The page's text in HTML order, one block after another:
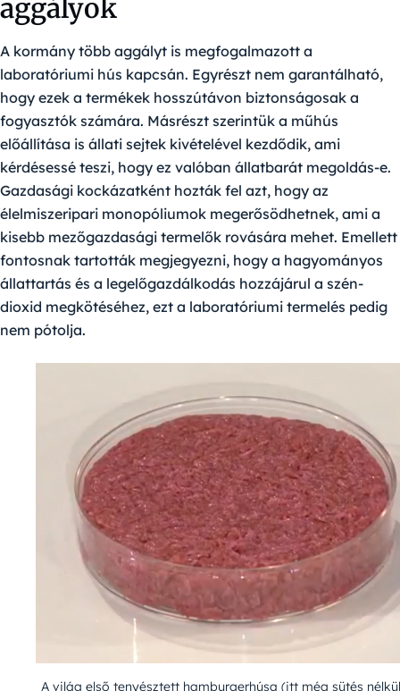
aggályok
A kormány több aggályt is megfogalmazott a
laboratóriumi hús kapcsán. Egyrészt nem garantálható,
hogy ezek a termékek hosszútávon biztonságosak a
fogyasztók számára. Másrészt szerintük a műhús
előállítása is állati sejtek kivételével kezdődik, ami
kérdésessé teszi, hogy ez valóban állatbarát megoldás-e.
Gazdasági kockázatként hozták fel azt, hogy az
élelmiszeripari monopóliumok megerősödhetnek, ami a
kisebb mezőgazdasági termelők rovására mehet. Emellett
fontosnak tartották megjegyezni, hogy a hagyományos
állattartás és a legelőgazdálkodás hozzájárul a szén-
dioxid megkötéséhez, ezt a laboratóriumi termelés pedig
nem pótolja.
A világ első tenyésztett hamburgerhúsa (itt még sütés